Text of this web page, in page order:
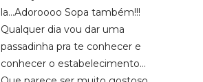
la…Adoroooo Sopa também!!!
Qualquer dia vou dar uma
passadinha pra te conhecer e
conhecer o estabelecimento…